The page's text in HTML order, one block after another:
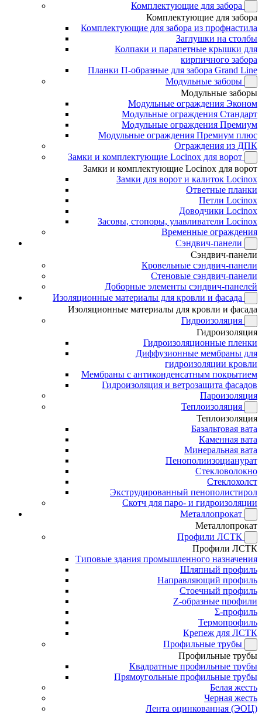
Комплектующие для забора
Комплектующие для забора
Комплектующие для забора из профнастила
Заглушки на столбы
Колпаки и парапетные крышки для
кирпичного забора
Планки П-образные для забора Grand Line
Модульные заборы
Модульные заборы
Модульные ограждения Эконом
Модульные ограждения Стандарт
Модульные ограждения Премиум
Модульные ограждения Премиум плюс
Ограждения из ДПК
Замки и комплектующие Locinox для ворот
Замки и комплектующие Locinox для ворот
Замки для ворот и калиток Locinox
Ответные планки
Петли Locinox
Доводчики Locinox
Засовы, стопоры, улавливатели Locinox
Временные ограждения
Сэндвич-панели
Сэндвич-панели
Кровельные сэндвич-панели
Стеновые сэндвич-панели
Доборные элементы сэндвич-панелей
Изоляционные материалы для кровли и фасада
Изоляционные материалы для кровли и фасада
Гидроизоляция
Гидроизоляция
Гидроизоляционные пленки
Диффузионные мембраны для
гидроизоляции кровли
Мембраны с антиконденсатным покрытием
Гидроизоляция и ветрозащита фасадов
Пароизоляция
Теплоизоляция
Теплоизоляция
Базальтовая вата
Каменная вата
Минеральная вата
Пенополиизоцианурат
Стекловолокно
Стеклохолст
Экструдированный пенополистирол
Скотч для паро- и гидроизоляции
Металлопрокат
Металлопрокат
Профили ЛСТК
Профили ЛСТК
Типовые здания промышленного назначения
Шляпный профиль
Направляющий профиль
Стоечный профиль
Z-образные профили
Σ-профиль
Термопрофиль
Крепеж для ЛСТК
Профильные трубы
Профильные трубы
Квадратные профильные трубы
Прямоугольные профильные трубы
Белая жесть
Черная жесть
Лента оцинкованная (ЭОЦ)